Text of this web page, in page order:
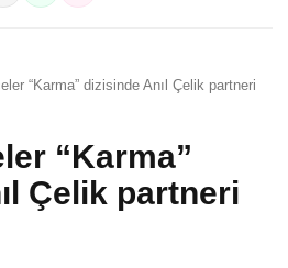
“Karma” dizisinde Anıl Çelik partneri
“Karma”
Çelik partneri